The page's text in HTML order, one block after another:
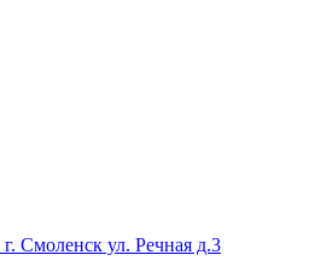
г. Смоленск ул. Речная д.3